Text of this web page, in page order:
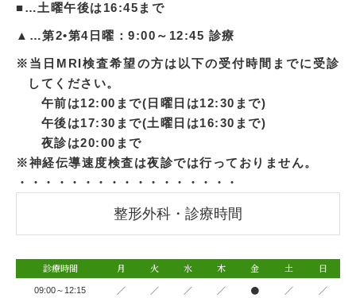
■…土曜午後は16:45まで
▲…第2•第4日曜：9:00～12:45 診療
※当日MRI検査希望の方は以下の受付時間までに受診
してください。
午前は12:00まで(日曜日は12:30まで)
午後は17:30まで(土曜日は16:30まで)
夜診は20:00まで
※神経伝導速度検査は夜診では行っておりません。
・・・・・・・・・・・・・・・・・
整形外科・診療時間
診療時間 月 火 水 木 金 土 日
09:00～12:15 ／ ／ ／ ／ ● ／ ／